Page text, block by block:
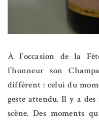
À l’occasion de la
l’honneur son
différent : celui du
geste attendu.Il y a des
scène. Des moments